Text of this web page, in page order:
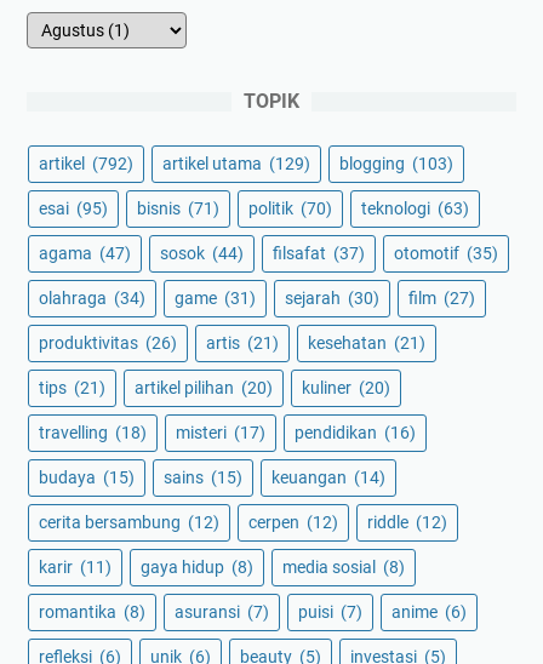
TOPIK
artikel (792) artikel utama (129) blogging (103)
esai (95) bisnis (71) politik (70) teknologi (63)
agama (47) sosok (44) filsafat (37) otomotif (35)
olahraga (34) game (31) sejarah (30) film (27)
produktivitas (26) artis (21) kesehatan (21)
tips (21) artikel pilihan (20) kuliner (20)
travelling (18) misteri (17) pendidikan (16)
budaya (15) sains (15) keuangan (14)
cerita bersambung (12) cerpen (12) riddle (12)
karir (11) gaya hidup (8) media sosial (8)
romantika (8) asuransi (7) puisi (7) anime (6)
refleksi (6) unik (6) beauty (5) investasi (5)